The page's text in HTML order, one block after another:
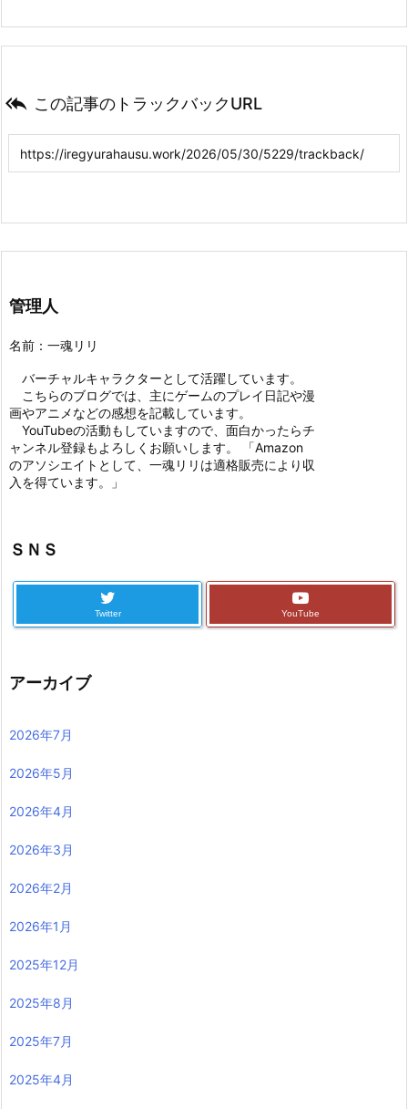
 この記事のトラックバックURL
管理人
名前：一魂リリ
バーチャルキャラクターとして活躍しています。
こちらのブログでは、主にゲームのプレイ日記や漫
画やアニメなどの感想を記載しています。
YouTubeの活動もしていますので、面白かったらチ
ャンネル登録もよろしくお願いします。 「Amazon
のアソシエイトとして、一魂リリは適格販売により収
入を得ています。」
ＳＮＳ
Twitter YouTube
アーカイブ
2026年7月
2026年5月
2026年4月
2026年3月
2026年2月
2026年1月
2025年12月
2025年8月
2025年7月
2025年4月